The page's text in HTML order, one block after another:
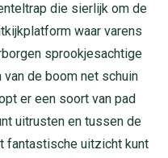
die sierlijk om de
waar varens
sprookjesachtige
de boom net schuin
er een soort van pad
uitrusten en tussen de
fantastische uitzicht kunt